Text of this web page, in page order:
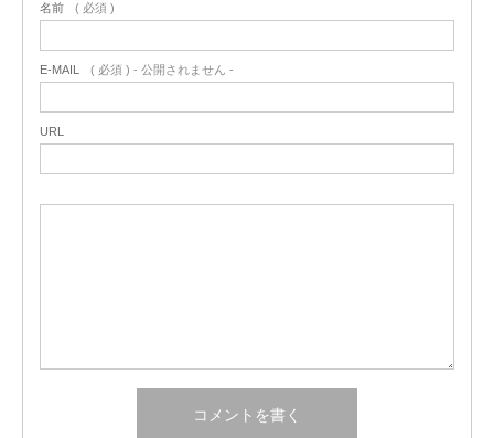
名前 ( 必須 )
E-MAIL ( 必須 ) - 公開されません -
URL